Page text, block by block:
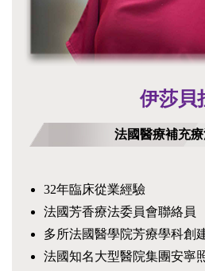
伊莎貝
法國醫療補充
32年臨床從業經驗
法國芳香療法委員會聯絡員
多所法國醫學院芳療學科創
法國知名大型醫院集團安寧